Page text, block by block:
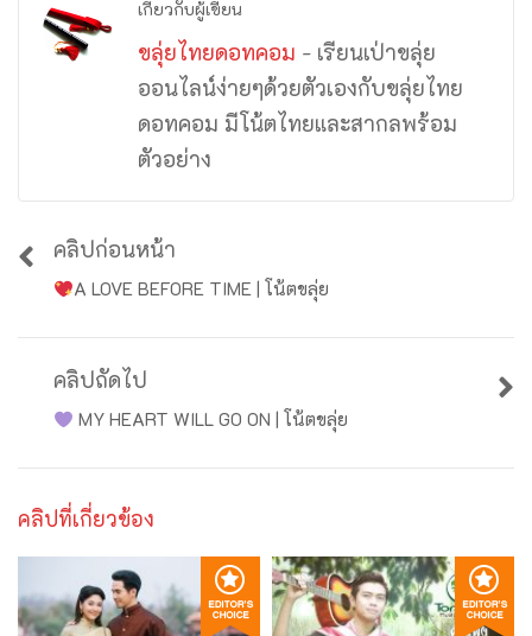
เกี่ยวกับผู้เขียน
ขลุ่ยไทยดอทคอม - เรียนเป่าขลุ่ย
ออนไลน์ง่ายๆด้วยตัวเองกับขลุ่ยไทย
ดอทคอม มีโน้ตไทยและสากลพร้อม
ตัวอย่าง
คลิปก่อนหน้า
A LOVE BEFORE TIME | โน้ตขลุ่ย
คลิปถัดไป
MY HEART WILL GO ON | โน้ตขลุ่ย
คลิปที่เกี่ยวข้อง